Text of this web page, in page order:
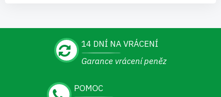
14 DNÍ NA VRÁCENÍ
Garance vrácení peněz
POMOC